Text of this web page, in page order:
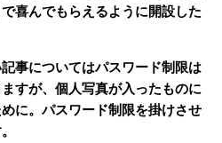
喜んでもらえるように開設した
事についてはパスワード制限は
すが、個人写真が入ったものに
に。パスワード制限を掛けさせ